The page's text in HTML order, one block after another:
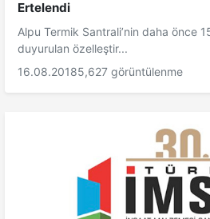
Ertelendi
Alpu Termik Santrali’nin daha önce
duyurulan özelleştir...
16.08.20185,627 görüntülenme